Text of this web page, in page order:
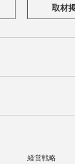
取材
経営戦略